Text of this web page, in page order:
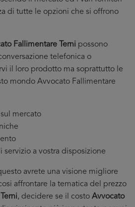
di tutte le opzioni che si offrono
Fallimentare Terni possono
telefonica o
il loro prodotto ma soprattutto le
mondo Avvocato Fallimentare
mercato
servizio a vostra disposizione
avrete una visione migliore
affrontare la tematica del prezzo
, decidere se il costo Avvocato